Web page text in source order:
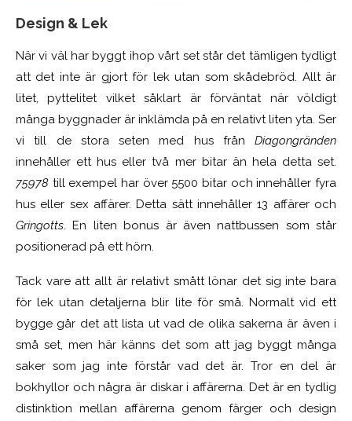
Design & Lek
När vi väl har byggt ihop vårt set står det tämligen tydligt
att det inte är gjort för lek utan som skådebröd. Allt är
litet, pyttelitet vilket såklart är förväntat när völdigt
många byggnader är inklämda på en relativt liten yta. Ser
vi till de stora seten med hus från Diagongränden
innehåller ett hus eller två mer bitar än hela detta set.
75978 till exempel har över 5500 bitar och innehåller fyra
hus eller sex affärer. Detta sätt innehåller 13 affärer och
Gringotts. En liten bonus är även nattbussen som står
positionerad på ett hörn.
Tack vare att allt är relativt smått lönar det sig inte bara
för lek utan detaljerna blir lite för små. Normalt vid ett
bygge går det att lista ut vad de olika sakerna är även i
små set, men här känns det som att jag byggt många
saker som jag inte förstår vad det är. Tror en del är
bokhyllor och några är diskar i affärerna. Det är en tydlig
distinktion mellan affärerna genom färger och design